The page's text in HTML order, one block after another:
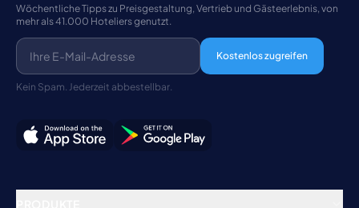
Wöchentliche Tipps zu Preisgestaltung, Vertrieb und Gästeerlebnis, von
mehr als 41.000 Hoteliers genutzt.
Kostenlos zugreifen
Kein Spam. Jederzeit abbestellbar.